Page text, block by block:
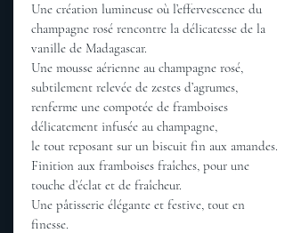
Une création lumineuse où l’effervescence du
champagne rosé rencontre la délicatesse de la
vanille de Madagascar.
Une mousse aérienne au champagne rosé,
subtilement relevée de zestes d’agrumes,
renferme une compotée de framboises
délicatement infusée au champagne,
le tout reposant sur un biscuit fin aux amandes.
Finition aux framboises fraîches, pour une
touche d’éclat et de fraîcheur.
Une pâtisserie élégante et festive, tout en
finesse.